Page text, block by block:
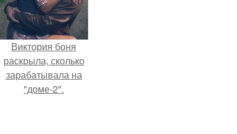
Виктория боня
раскрыла, сколько
зарабатывала на
"доме-2".